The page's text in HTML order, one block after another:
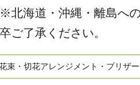
※北海道・沖縄・離島へ
卒ご了承ください。
束・切花アレンジメント・プリザ